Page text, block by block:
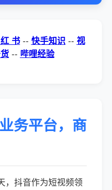
书 -- 快手知识 -- 视
-- 哔哩经验
务平台，商
，抖音作为短视频领